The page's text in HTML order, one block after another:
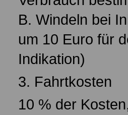
B. Windeln bei
um 10 Euro für
Indikation)
3. Fahrtkosten
10 % der